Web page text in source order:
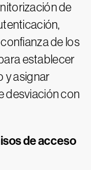
de
de los
establecer
y asignar
desviación con
de acceso